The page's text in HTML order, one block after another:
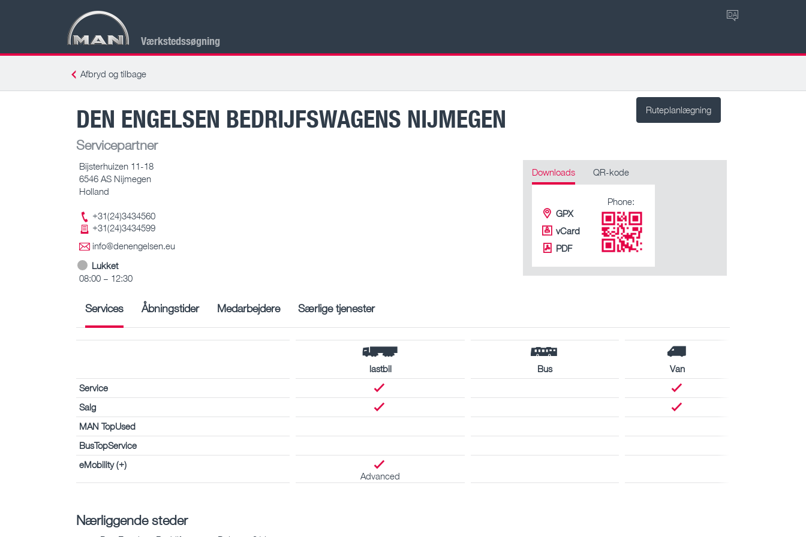
Værkstedssøgning
DA
Afbryd og tilbage
Ruteplanlægning
DEN ENGELSEN BEDRIJFSWAGENS NIJMEGEN
Servicepartner
Bijsterhuizen 11-18
6546 AS Nijmegen
Holland
+31(24)3434560
+31(24)3434599
info@denengelsen.eu
Lukket
08:00 – 12:30
Downloads QR-kode
GPX
vCard
PDF
Phone:
Services Åbningstider Medarbejdere Særlige tjenester
lastbil Bus
Van
Service
Salg
MAN TopUsed
BusTopService
eMobility (+)
Advanced
Nærliggende steder